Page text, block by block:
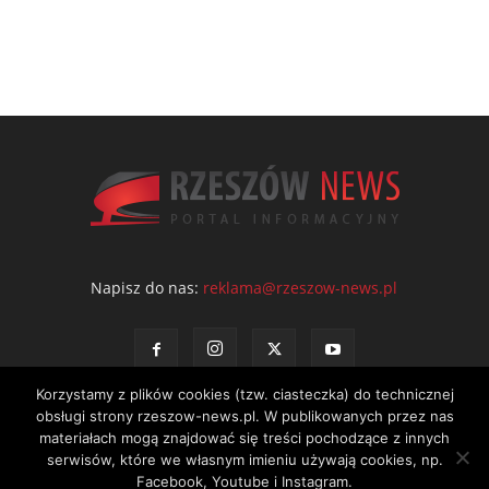
Napisz do nas: reklama@rzeszow-news.pl
Kontakt Polityka prywatności Regulamin portalu
Korzystamy z plików cookies (tzw. ciasteczka) do technicznej
obsługi strony rzeszow-news.pl. W publikowanych przez nas
materiałach mogą znajdować się treści pochodzące z innych
serwisów, które we własnym imieniu używają cookies, np.
Facebook, Youtube i Instagram.